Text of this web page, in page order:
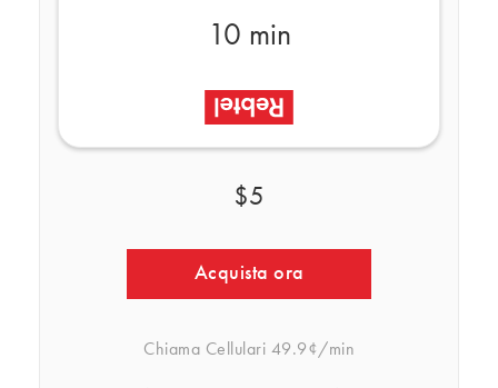
10 min
$5
Acquista ora
Chiama Cellulari 49.9¢/min